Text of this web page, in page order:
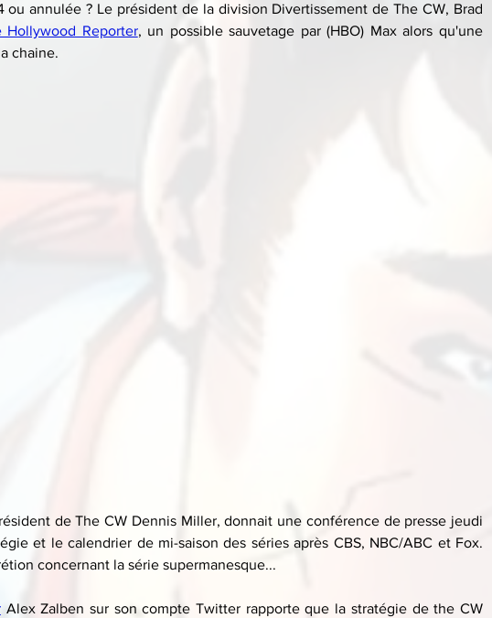
ou annulée ? Le président de la division Divertissement de The CW, Brad
Hollywood Reporter, un possible sauvetage par (HBO) Max alors qu'une
chaine.
de The CW Dennis Miller, donnait une conférence de presse jeudi
et le calendrier de mi-saison des séries après CBS, NBC/ABC et Fox.
concernant la série supermanesque...
Alex Zalben sur son compte Twitter rapporte que la stratégie de the CW